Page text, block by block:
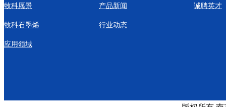
牧科愿景
牧科石墨烯
应用领域
产品新闻
行业动态
诚聘英才